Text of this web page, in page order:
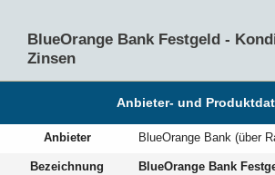
BlueOrange Bank Festgeld -
Zinsen
Anbieter- und
Anbieter BlueOrange Bank (über
Bezeichnung BlueOrange Bank